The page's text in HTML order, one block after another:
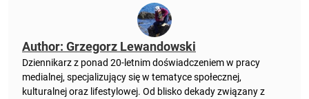
Author: Grzegorz Lewandowski
Dziennikarz z ponad 20-letnim doświadczeniem w pracy
medialnej, specjalizujący się w tematyce społecznej,
kulturalnej oraz lifestylowej. Od blisko dekady związany z